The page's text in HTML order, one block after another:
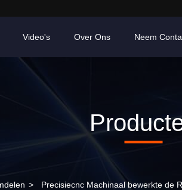
Video's Over Ons Neem
> Precisiecnc Machinaal bewerkte de